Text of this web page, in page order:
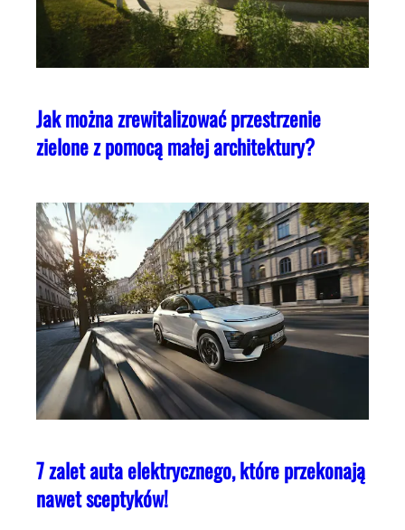
Jak można zrewitalizować przestrzenie
zielone z pomocą małej architektury?
7 zalet auta elektrycznego, które przekonają
nawet sceptyków!